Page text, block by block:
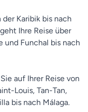
Karibik bis nach
Ihre Reise über
und Funchal bis nach
auf Ihrer Reise von
Louis, Tan-Tan,
bis nach Málaga.